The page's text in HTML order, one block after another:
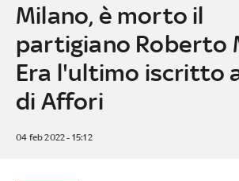
Milano, è morto il
partigiano Roberto
Era l'ultimo iscritto
di Affori
04 feb 2022 - 15:12